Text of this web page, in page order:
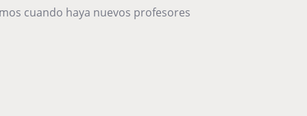
cuando haya nuevos profesores